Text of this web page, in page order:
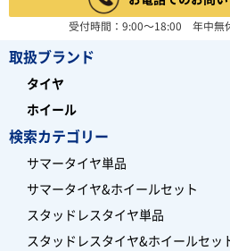
受付時間：9:00～18:00 年中無
取扱ブランド
タイヤ
ホイール
検索カテゴリー
サマータイヤ単品
サマータイヤ&ホイールセット
スタッドレスタイヤ単品
スタッドレスタイヤ&ホイールセッ